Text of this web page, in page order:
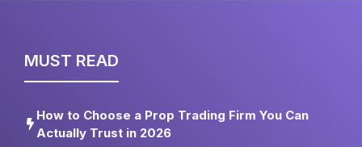
MUST READ
How to Choose a Prop Trading Firm You Can
Actually Trust in 2026